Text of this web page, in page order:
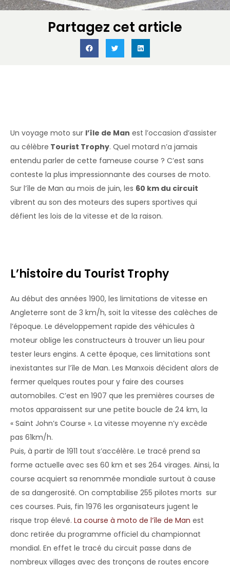
Partagez cet article
Un voyage moto sur l’île de Man est l’occasion d’assister
au célèbre Tourist Trophy. Quel motard n’a jamais
entendu parler de cette fameuse course ? C’est sans
conteste la plus impressionnante des courses de moto.
Sur l’île de Man au mois de juin, les 60 km du circuit
vibrent au son des moteurs des supers sportives qui
défient les lois de la vitesse et de la raison.
L’histoire du Tourist Trophy
Au début des années 1900, les limitations de vitesse en
Angleterre sont de 3 km/h, soit la vitesse des calèches de
l’époque. Le développement rapide des véhicules à
moteur oblige les constructeurs à trouver un lieu pour
tester leurs engins. A cette époque, ces limitations sont
inexistantes sur l’île de Man. Les Manxois décident alors de
fermer quelques routes pour y faire des courses
automobiles. C’est en 1907 que les premières courses de
motos apparaissent sur une petite boucle de 24 km, la
« Saint John’s Course ». La vitesse moyenne n’y excède
pas 61km/h.
Puis, à partir de 1911 tout s’accélère. Le tracé prend sa
forme actuelle avec ses 60 km et ses 264 virages. Ainsi, la
course acquiert sa renommée mondiale surtout à cause
de sa dangerosité. On comptabilise 255 pilotes morts sur
ces courses. Puis, fin 1976 les organisateurs jugent le
risque trop élevé. La course à moto de l’île de Man est
donc retirée du programme officiel du championnat
mondial. En effet le tracé du circuit passe dans de
nombreux villages avec des tronçons de routes encore